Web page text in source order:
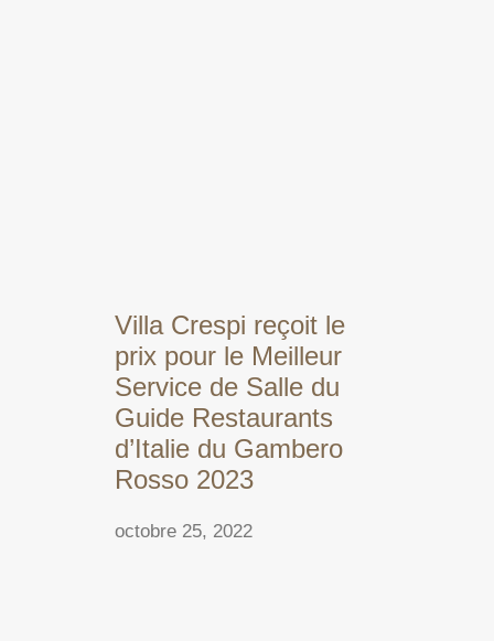
Villa Crespi reçoit le
prix pour le Meilleur
Service de Salle du
Guide Restaurants
d’Italie du Gambero
Rosso 2023
octobre 25, 2022